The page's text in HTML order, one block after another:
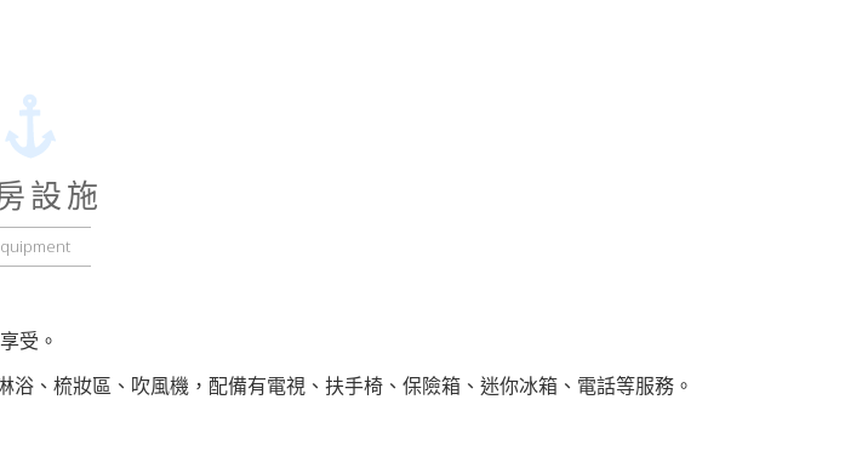
設施
受。
、梳妝區、吹風機，配備有電視、扶手椅、保險箱、迷你冰箱、電話等服務。